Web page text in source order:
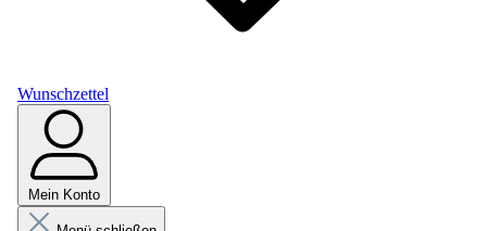
Wunschzettel
Mein Konto